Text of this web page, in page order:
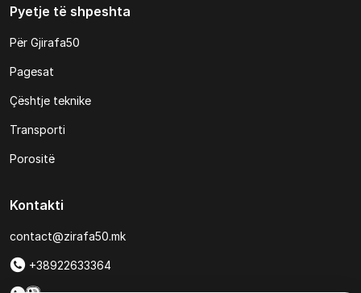
Pyetje të shpeshta
Për Gjirafa50
Pagesat
Çështje teknike
Transporti
Porositë
Kontakti
contact@zirafa50.mk
+38922633364